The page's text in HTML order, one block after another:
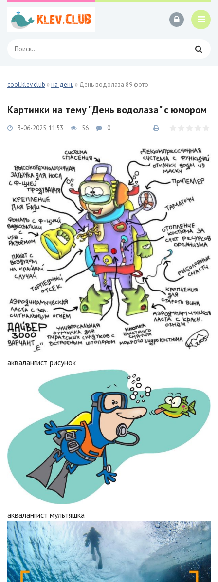
cool.klev.club »на день » День водолаза 89 фото
Картинки на тему "День водолаза" с юмором
3-06-2025, 11:53 56 0
аквалангист рисунок
аквалангист мультяшка